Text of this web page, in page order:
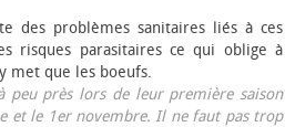
des problèmes sanitaires liés à ces
risques parasitaires ce qui oblige à
met que les bœufs.
près lors de leur première saison
et le 1er novembre. Il ne faut pas trop